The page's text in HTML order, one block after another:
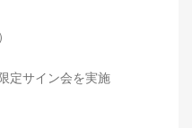
定サイン会を実施